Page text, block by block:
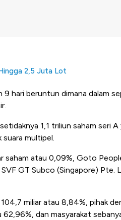
2,5 Juta Lot
hari beruntun dimana dalam
1,1 triliun saham seri A
suara multipel.
saham atau 0,09%, Goto
GT Subco (Singapore) Pte.
miliar atau 8,84%, pihak
dan masyarakat
Tembaga